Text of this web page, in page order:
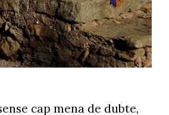
cap mena de dubte,